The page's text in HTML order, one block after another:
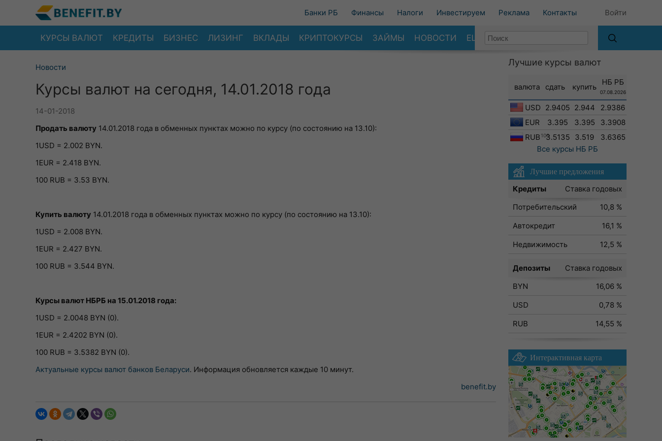
Банки РБ Финансы Налоги Инвестируем Реклама Контакты Войти
КУРСЫ ВАЛЮТ КРЕДИТЫ БИЗНЕС ЛИЗИНГ ВКЛАДЫ КРИПТОКУРСЫ ЗАЙМЫ НОВОСТИ ЕЩЕ
Новости
Курсы валют на сегодня, 14.01.2018 года
14-01-2018
Продать валюту 14.01.2018 года в обменных пунктах можно по курсу (по состоянию на 13.10):
1USD = 2.002 BYN.
1EUR = 2.418 BYN.
100 RUB = 3.53 BYN.
Купить валюту 14.01.2018 года в обменных пунктах можно по курсу (по состоянию на 13.10):
1USD = 2.008 BYN.
1EUR = 2.427 BYN.
100 RUB = 3.544 BYN.
Курсы валют НБРБ на 15.01.2018 года:
1USD = 2.0048 BYN (0).
1EUR = 2.4202 BYN (0).
100 RUB = 3.5382 BYN (0).
Актуальные курсы валют банков Беларуси. Информация обновляется каждые 10 минут.
benefit.by
Лучшие курсы валют
валюта сдать купить
НБ РБ
07.08.2026
USD 2.9405 2.944
2.9386
EUR
3.395 3.395
3.3908
RUB 1003.5135 3.519
3.6365
Все курсы НБ РБ
Лучшие предложения
Кредиты
Ставка годовых
Потребительский
10,8 %
Автокредит
16,1 %
Недвижимость
12,5 %
Депозиты
Ставка годовых
BYN
16,06 %
USD
0,78 %
RUB
14,55 %
Интерактивная карта